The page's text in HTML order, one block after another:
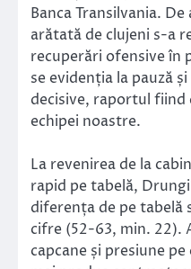
Banca Transilvania.
arătată de clujeni s-a
recuperări ofensive în
se evidenția la pauză
decisive, raportul fiind
echipei noastre.
La revenirea de la
rapid pe tabelă,
diferența de pe tabelă
cifre (52-63, min. 22).
capcane și presiune